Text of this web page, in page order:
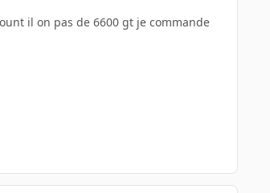
il on pas de 6600 gt je commande